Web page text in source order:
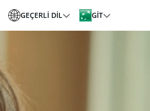
GEÇERLI DIL GİT